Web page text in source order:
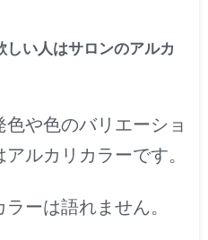
い人はサロンのアルカ
や色のバリエーショ
ルカリカラーです。
ーは語れません。